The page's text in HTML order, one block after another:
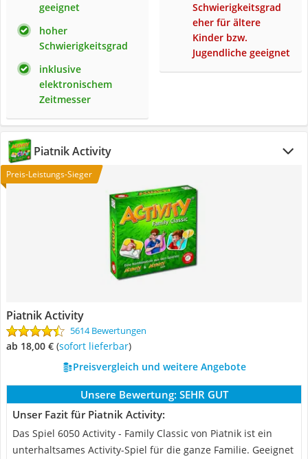
geeignet
hoher
Schwierigkeitsgrad
inklusive
elektronischem
Zeitmesser
Schwierigkeitsgrad
eher für ältere
Kinder bzw.
Jugendliche geeignet
Piatnik Activity
Preis-Leistungs-Sieger
Piatnik Activity
5614 Bewertungen
ab 18,00 € ( Sofort lieferbar)
Preisvergleich und weitere Angebote
Unsere Bewertung: SEHR GUT
Unser Fazit für Piatnik Activity:
Das Spiel 6050 Activity - Family Classic von Piatnik ist ein
unterhaltsames Activity-Spiel für die ganze Familie. Geeignet